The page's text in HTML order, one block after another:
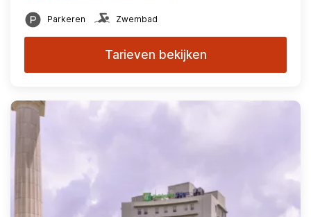
Parkeren Zwembad
Tarieven bekijken